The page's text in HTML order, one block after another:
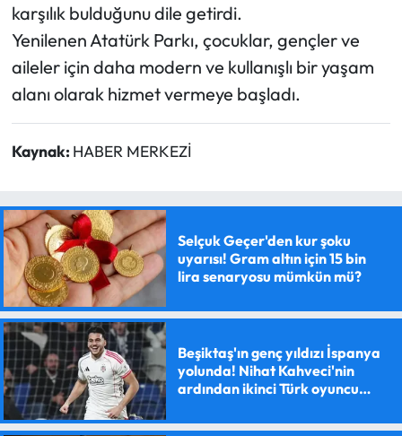
karşılık bulduğunu dile getirdi.
Yenilenen Atatürk Parkı, çocuklar, gençler ve
aileler için daha modern ve kullanışlı bir yaşam
alanı olarak hizmet vermeye başladı.
Kaynak: HABER MERKEZİ
Selçuk Geçer'den kur şoku
uyarısı! Gram altın için 15 bin
lira senaryosu mümkün mü?
Beşiktaş'ın genç yıldızı İspanya
yolunda! Nihat Kahveci'nin
ardından ikinci Türk oyuncu